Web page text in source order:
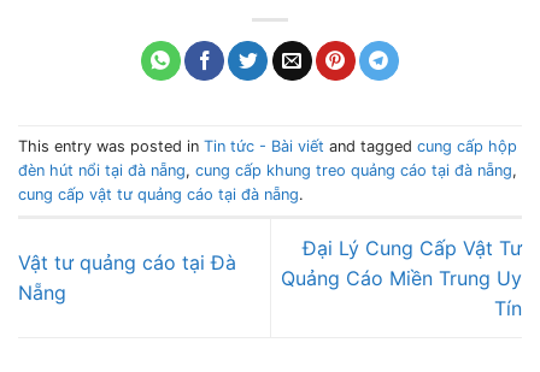
This entry was posted in Tin tức - Bài viết and tagged cung cấp hộp
đèn hút nổi tại đà nẵng, cung cấp khung treo quảng cáo tại đà nẵng,
cung cấp vật tư quảng cáo tại đà nẵng.
Vật tư quảng cáo tại Đà
Nẵng
Đại Lý Cung Cấp Vật Tư
Quảng Cáo Miền Trung Uy
Tín